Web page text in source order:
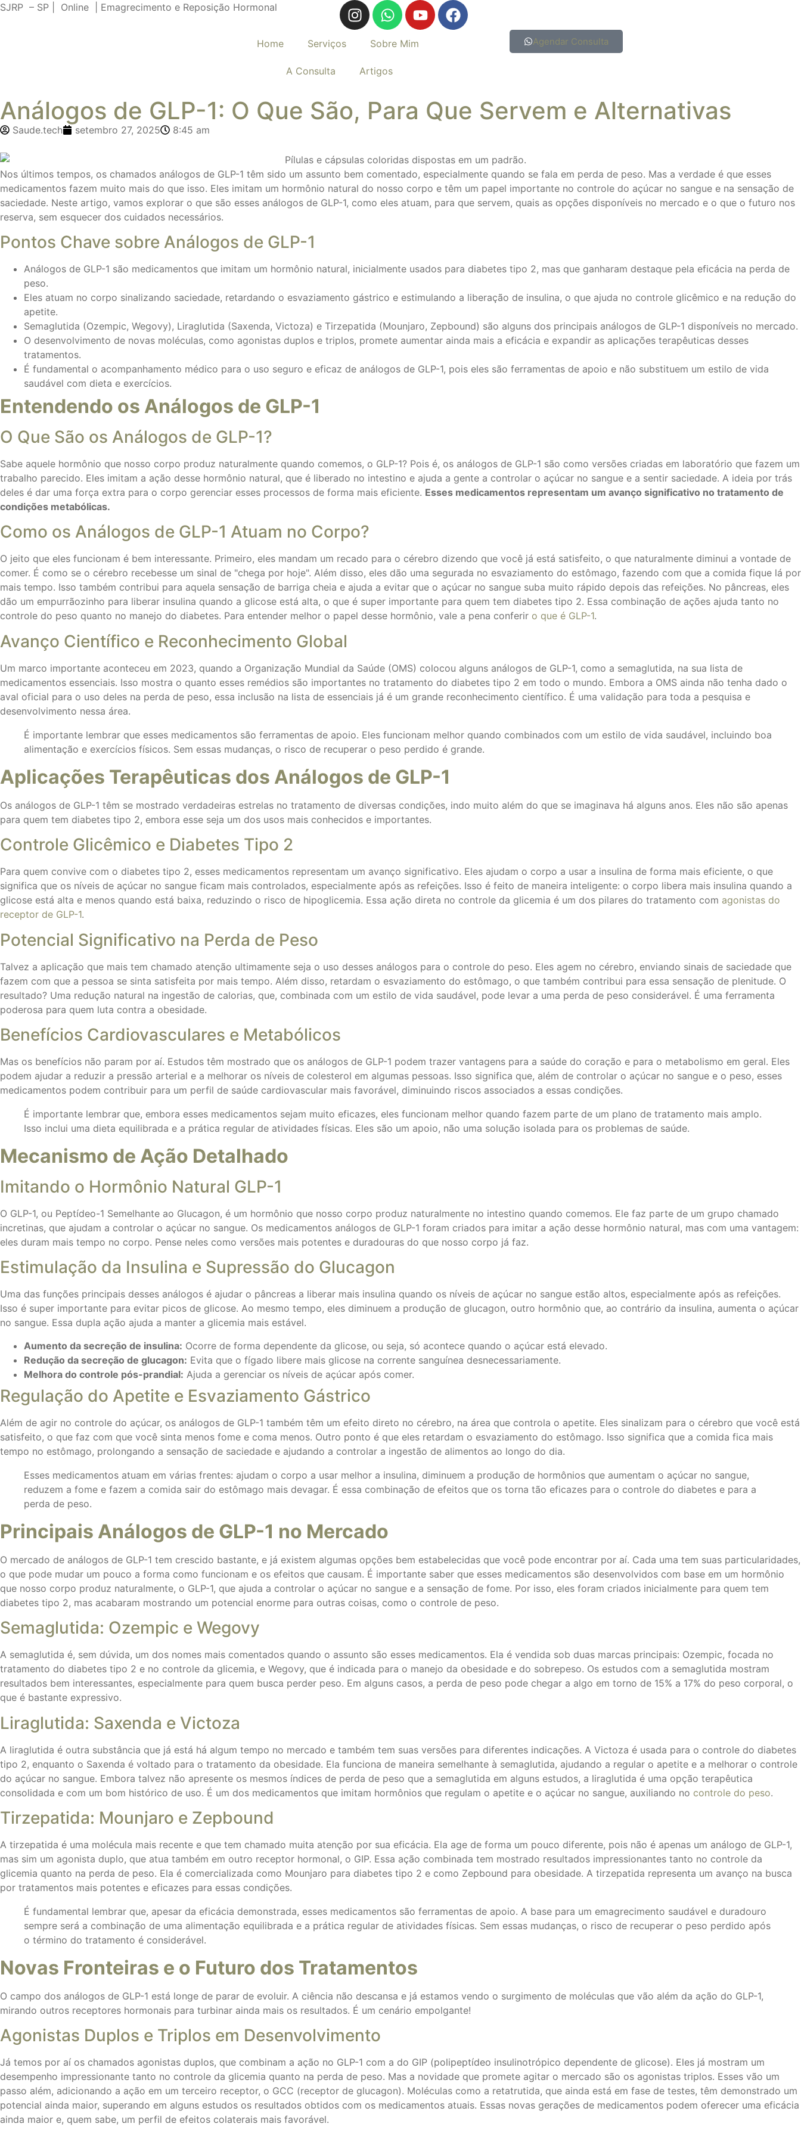
SJRP – SP | Online | Emagrecimento e Reposição Hormonal
Home Serviços Sobre Mim
A Consulta Artigos
Agendar Consulta
Análogos de GLP-1: O Que São, Para Que Servem e Alternativas
Saude.tech setembro 27, 2025 8:45 am
Nos últimos tempos, os chamados análogos de GLP-1 têm sido um assunto bem comentado, especialmente quando se fala em perda de peso. Mas a verdade é que esses
medicamentos fazem muito mais do que isso. Eles imitam um hormônio natural do nosso corpo e têm um papel importante no controle do açúcar no sangue e na sensação de
saciedade. Neste artigo, vamos explorar o que são esses análogos de GLP-1, como eles atuam, para que servem, quais as opções disponíveis no mercado e o que o futuro nos
reserva, sem esquecer dos cuidados necessários.
Pontos Chave sobre Análogos de GLP-1
Análogos de GLP-1 são medicamentos que imitam um hormônio natural, inicialmente usados para diabetes tipo 2, mas que ganharam destaque pela eficácia na perda de
peso.
Eles atuam no corpo sinalizando saciedade, retardando o esvaziamento gástrico e estimulando a liberação de insulina, o que ajuda no controle glicêmico e na redução do
apetite.
Semaglutida (Ozempic, Wegovy), Liraglutida (Saxenda, Victoza) e Tirzepatida (Mounjaro, Zepbound) são alguns dos principais análogos de GLP-1 disponíveis no mercado.
O desenvolvimento de novas moléculas, como agonistas duplos e triplos, promete aumentar ainda mais a eficácia e expandir as aplicações terapêuticas desses
tratamentos.
É fundamental o acompanhamento médico para o uso seguro e eficaz de análogos de GLP-1, pois eles são ferramentas de apoio e não substituem um estilo de vida
saudável com dieta e exercícios.
Entendendo os Análogos de GLP-1
O Que São os Análogos de GLP-1?
Sabe aquele hormônio que nosso corpo produz naturalmente quando comemos, o GLP-1? Pois é, os análogos de GLP-1 são como versões criadas em laboratório que fazem um
trabalho parecido. Eles imitam a ação desse hormônio natural, que é liberado no intestino e ajuda a gente a controlar o açúcar no sangue e a sentir saciedade. A ideia por trás
deles é dar uma força extra para o corpo gerenciar esses processos de forma mais eficiente. Esses medicamentos representam um avanço significativo no tratamento de
condições metabólicas.
Como os Análogos de GLP-1 Atuam no Corpo?
O jeito que eles funcionam é bem interessante. Primeiro, eles mandam um recado para o cérebro dizendo que você já está satisfeito, o que naturalmente diminui a vontade de
comer. É como se o cérebro recebesse um sinal de "chega por hoje". Além disso, eles dão uma segurada no esvaziamento do estômago, fazendo com que a comida fique lá por
mais tempo. Isso também contribui para aquela sensação de barriga cheia e ajuda a evitar que o açúcar no sangue suba muito rápido depois das refeições. No pâncreas, eles
dão um empurrãozinho para liberar insulina quando a glicose está alta, o que é super importante para quem tem diabetes tipo 2. Essa combinação de ações ajuda tanto no
controle do peso quanto no manejo do diabetes. Para entender melhor o papel desse hormônio, vale a pena conferir o que é GLP-1.
Avanço Científico e Reconhecimento Global
Um marco importante aconteceu em 2023, quando a Organização Mundial da Saúde (OMS) colocou alguns análogos de GLP-1, como a semaglutida, na sua lista de
medicamentos essenciais. Isso mostra o quanto esses remédios são importantes no tratamento do diabetes tipo 2 em todo o mundo. Embora a OMS ainda não tenha dado o
aval oficial para o uso deles na perda de peso, essa inclusão na lista de essenciais já é um grande reconhecimento científico. É uma validação para toda a pesquisa e
desenvolvimento nessa área.
É importante lembrar que esses medicamentos são ferramentas de apoio. Eles funcionam melhor quando combinados com um estilo de vida saudável, incluindo boa
alimentação e exercícios físicos. Sem essas mudanças, o risco de recuperar o peso perdido é grande.
Aplicações Terapêuticas dos Análogos de GLP-1
Os análogos de GLP-1 têm se mostrado verdadeiras estrelas no tratamento de diversas condições, indo muito além do que se imaginava há alguns anos. Eles não são apenas
para quem tem diabetes tipo 2, embora esse seja um dos usos mais conhecidos e importantes.
Controle Glicêmico e Diabetes Tipo 2
Para quem convive com o diabetes tipo 2, esses medicamentos representam um avanço significativo. Eles ajudam o corpo a usar a insulina de forma mais eficiente, o que
significa que os níveis de açúcar no sangue ficam mais controlados, especialmente após as refeições. Isso é feito de maneira inteligente: o corpo libera mais insulina quando a
glicose está alta e menos quando está baixa, reduzindo o risco de hipoglicemia. Essa ação direta no controle da glicemia é um dos pilares do tratamento com agonistas do
receptor de GLP-1.
Potencial Significativo na Perda de Peso
Talvez a aplicação que mais tem chamado atenção ultimamente seja o uso desses análogos para o controle do peso. Eles agem no cérebro, enviando sinais de saciedade que
fazem com que a pessoa se sinta satisfeita por mais tempo. Além disso, retardam o esvaziamento do estômago, o que também contribui para essa sensação de plenitude. O
resultado? Uma redução natural na ingestão de calorias, que, combinada com um estilo de vida saudável, pode levar a uma perda de peso considerável. É uma ferramenta
poderosa para quem luta contra a obesidade.
Benefícios Cardiovasculares e Metabólicos
Mas os benefícios não param por aí. Estudos têm mostrado que os análogos de GLP-1 podem trazer vantagens para a saúde do coração e para o metabolismo em geral. Eles
podem ajudar a reduzir a pressão arterial e a melhorar os níveis de colesterol em algumas pessoas. Isso significa que, além de controlar o açúcar no sangue e o peso, esses
medicamentos podem contribuir para um perfil de saúde cardiovascular mais favorável, diminuindo riscos associados a essas condições.
É importante lembrar que, embora esses medicamentos sejam muito eficazes, eles funcionam melhor quando fazem parte de um plano de tratamento mais amplo.
Isso inclui uma dieta equilibrada e a prática regular de atividades físicas. Eles são um apoio, não uma solução isolada para os problemas de saúde.
Mecanismo de Ação Detalhado
Imitando o Hormônio Natural GLP-1
O GLP-1, ou Peptídeo-1 Semelhante ao Glucagon, é um hormônio que nosso corpo produz naturalmente no intestino quando comemos. Ele faz parte de um grupo chamado
incretinas, que ajudam a controlar o açúcar no sangue. Os medicamentos análogos de GLP-1 foram criados para imitar a ação desse hormônio natural, mas com uma vantagem:
eles duram mais tempo no corpo. Pense neles como versões mais potentes e duradouras do que nosso corpo já faz.
Estimulação da Insulina e Supressão do Glucagon
Uma das funções principais desses análogos é ajudar o pâncreas a liberar mais insulina quando os níveis de açúcar no sangue estão altos, especialmente após as refeições.
Isso é super importante para evitar picos de glicose. Ao mesmo tempo, eles diminuem a produção de glucagon, outro hormônio que, ao contrário da insulina, aumenta o açúcar
no sangue. Essa dupla ação ajuda a manter a glicemia mais estável.
Aumento da secreção de insulina: Ocorre de forma dependente da glicose, ou seja, só acontece quando o açúcar está elevado.
Redução da secreção de glucagon: Evita que o fígado libere mais glicose na corrente sanguínea desnecessariamente.
Melhora do controle pós-prandial: Ajuda a gerenciar os níveis de açúcar após comer.
Regulação do Apetite e Esvaziamento Gástrico
Além de agir no controle do açúcar, os análogos de GLP-1 também têm um efeito direto no cérebro, na área que controla o apetite. Eles sinalizam para o cérebro que você está
satisfeito, o que faz com que você sinta menos fome e coma menos. Outro ponto é que eles retardam o esvaziamento do estômago. Isso significa que a comida fica mais
tempo no estômago, prolongando a sensação de saciedade e ajudando a controlar a ingestão de alimentos ao longo do dia.
Esses medicamentos atuam em várias frentes: ajudam o corpo a usar melhor a insulina, diminuem a produção de hormônios que aumentam o açúcar no sangue,
reduzem a fome e fazem a comida sair do estômago mais devagar. É essa combinação de efeitos que os torna tão eficazes para o controle do diabetes e para a
perda de peso.
Principais Análogos de GLP-1 no Mercado
O mercado de análogos de GLP-1 tem crescido bastante, e já existem algumas opções bem estabelecidas que você pode encontrar por aí. Cada uma tem suas particularidades,
o que pode mudar um pouco a forma como funcionam e os efeitos que causam. É importante saber que esses medicamentos são desenvolvidos com base em um hormônio
que nosso corpo produz naturalmente, o GLP-1, que ajuda a controlar o açúcar no sangue e a sensação de fome. Por isso, eles foram criados inicialmente para quem tem
diabetes tipo 2, mas acabaram mostrando um potencial enorme para outras coisas, como o controle de peso.
Semaglutida: Ozempic e Wegovy
A semaglutida é, sem dúvida, um dos nomes mais comentados quando o assunto são esses medicamentos. Ela é vendida sob duas marcas principais: Ozempic, focada no
tratamento do diabetes tipo 2 e no controle da glicemia, e Wegovy, que é indicada para o manejo da obesidade e do sobrepeso. Os estudos com a semaglutida mostram
resultados bem interessantes, especialmente para quem busca perder peso. Em alguns casos, a perda de peso pode chegar a algo em torno de 15% a 17% do peso corporal, o
que é bastante expressivo.
Liraglutida: Saxenda e Victoza
A liraglutida é outra substância que já está há algum tempo no mercado e também tem suas versões para diferentes indicações. A Victoza é usada para o controle do diabetes
tipo 2, enquanto o Saxenda é voltado para o tratamento da obesidade. Ela funciona de maneira semelhante à semaglutida, ajudando a regular o apetite e a melhorar o controle
do açúcar no sangue. Embora talvez não apresente os mesmos índices de perda de peso que a semaglutida em alguns estudos, a liraglutida é uma opção terapêutica
consolidada e com um bom histórico de uso. É um dos medicamentos que imitam hormônios que regulam o apetite e o açúcar no sangue, auxiliando no controle do peso.
Tirzepatida: Mounjaro e Zepbound
A tirzepatida é uma molécula mais recente e que tem chamado muita atenção por sua eficácia. Ela age de forma um pouco diferente, pois não é apenas um análogo de GLP-1,
mas sim um agonista duplo, que atua também em outro receptor hormonal, o GIP. Essa ação combinada tem mostrado resultados impressionantes tanto no controle da
glicemia quanto na perda de peso. Ela é comercializada como Mounjaro para diabetes tipo 2 e como Zepbound para obesidade. A tirzepatida representa um avanço na busca
por tratamentos mais potentes e eficazes para essas condições.
É fundamental lembrar que, apesar da eficácia demonstrada, esses medicamentos são ferramentas de apoio. A base para um emagrecimento saudável e duradouro
sempre será a combinação de uma alimentação equilibrada e a prática regular de atividades físicas. Sem essas mudanças, o risco de recuperar o peso perdido após
o término do tratamento é considerável.
Novas Fronteiras e o Futuro dos Tratamentos
O campo dos análogos de GLP-1 está longe de parar de evoluir. A ciência não descansa e já estamos vendo o surgimento de moléculas que vão além da ação do GLP-1,
mirando outros receptores hormonais para turbinar ainda mais os resultados. É um cenário empolgante!
Agonistas Duplos e Triplos em Desenvolvimento
Já temos por aí os chamados agonistas duplos, que combinam a ação no GLP-1 com a do GIP (polipeptídeo insulinotrópico dependente de glicose). Eles já mostram um
desempenho impressionante tanto no controle da glicemia quanto na perda de peso. Mas a novidade que promete agitar o mercado são os agonistas triplos. Esses vão um
passo além, adicionando a ação em um terceiro receptor, o GCC (receptor de glucagon). Moléculas como a retatrutida, que ainda está em fase de testes, têm demonstrado um
potencial ainda maior, superando em alguns estudos os resultados obtidos com os medicamentos atuais. Essas novas gerações de medicamentos podem oferecer uma eficácia
ainda maior e, quem sabe, um perfil de efeitos colaterais mais favorável.